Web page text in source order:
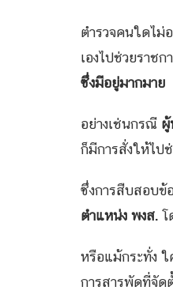
ตำรวจคนใดไม่
เองไปช่วยราชก
ซึ่งมีอยู่มากมาย
อย่างเช่นกรณี ผู้
ก็มีการสั่งให้ไป
ซึ่งการสืบสอบข้
ตำแหน่ง พงส. โ
หรือแม้กระทั่ง ใ
การสารพัดที่จัด